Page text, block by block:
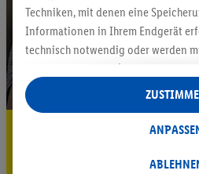
5.95 €
Jetzt zum
Techniken, mit denen eine
Informationen in Ihrem Endgerät
technisch notwendig oder werden
auch durch Partner (u.a.
Verantwortliche; im Zusammenhang
insgesamt
Statistik-Erstellung oder für
Datenverarbeitungen für